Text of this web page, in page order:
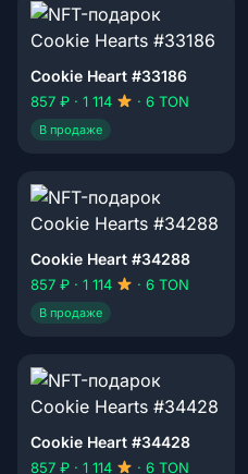
Cookie Heart #33186
857 ₽ · 1 114 · 6 TON
В продаже
Cookie Heart #34288
857 ₽ · 1 114 · 6 TON
В продаже
Cookie Heart #34428
857 ₽ · 1 114 · 6 TON